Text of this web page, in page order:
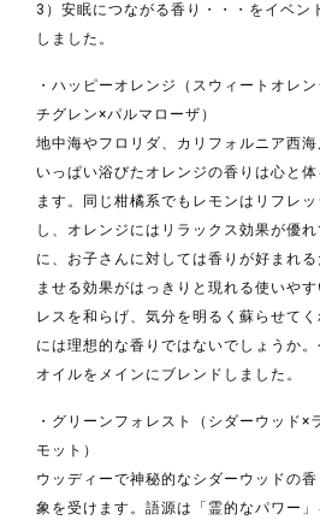
3）安眠につながる香り・・・をイベン
しました。
・ハッピーオレンジ（スウィートオレ
チグレン×パルマローザ）
地中海やフロリダ、カリフォルニア西
いっぱい浴びたオレンジの香りは心と
ます。同じ柑橘系でもレモンはリフレ
し、オレンジにはリラックス効果が優
に、お子さんに対しては香りが好まれ
ませる効果がはっきりと現れる使いや
レスを和らげ、気分を明るく蘇らせて
には理想的な香りではないでしょうか
オイルをメインにブレンドしました。
・グリーンフォレスト（シダーウッド×
モット）
ウッディーで神秘的なシダーウッドの
象を受けます。語源は「霊的なパワー